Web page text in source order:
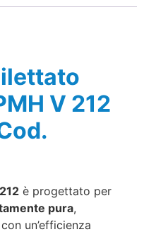
V 212
è progettato per
pura,
un’efficienza